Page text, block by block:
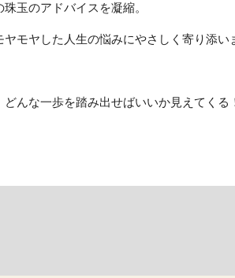
玉のアドバイスを凝縮。
モヤした人生の悩みにやさしく寄り添い
んな一歩を踏み出せばいいか見えてくる